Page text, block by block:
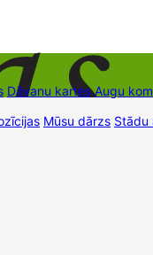
Dāvanu kartes Augu
Mūsu dārzs Stādu